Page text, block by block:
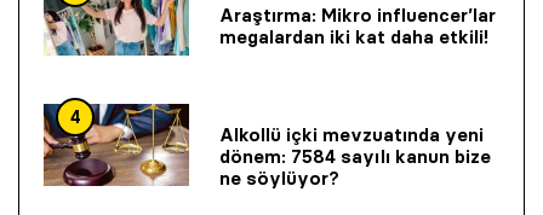
Araştırma: Mikro influencer’lar
megalardan iki kat daha etkili!
4
Alkollü içki mevzuatında yeni
dönem: 7584 sayılı kanun bize
ne söylüyor?